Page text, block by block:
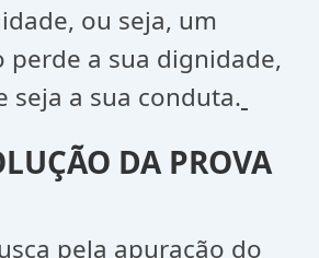
ou seja, um
perde a sua dignidade,
seja a sua conduta.
DA PROVA
pela apuração do